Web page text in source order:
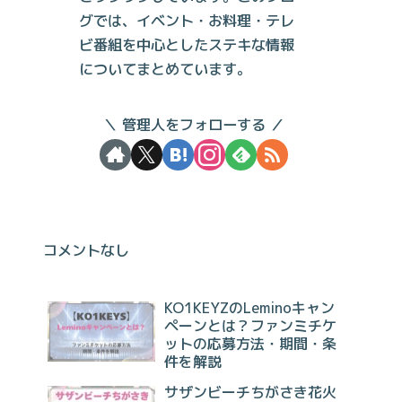
グでは、イベント・お料理・テレ
ビ番組を中心としたステキな情報
についてまとめています。
管理人をフォローする
コメントなし
KO1KEYZのLeminoキャン
ペーンとは？ファンミチケ
ットの応募方法・期間・条
件を解説
サザンビーチちがさき花火